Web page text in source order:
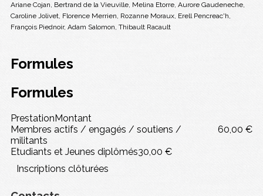
Ariane Cojan, Bertrand de la Vieuville, Melina Etorre, Aurore Gaudeneche,
Caroline Jolivet, Florence Merrien, Rozanne Moraux, Erell Pencreac'h,
François Piednoir, Adam Salomon, Thibault Racault
Formules
Formules
PrestationMontant
Membres actifs / engagés / soutiens /
militants
60,00 €
Etudiants et Jeunes diplômés30,00 €
Inscriptions clôturées